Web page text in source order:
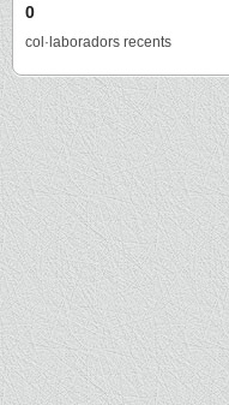
0
col·laboradors recents